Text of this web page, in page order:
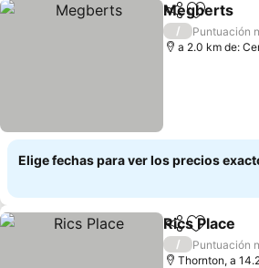
Compartir
Agregar
Megberts
/
Puntuación
a 2.0 km de:
Elige fechas para ver los precios
Compartir
Agregar
Rics Place
/
Puntuación
Thornton, a